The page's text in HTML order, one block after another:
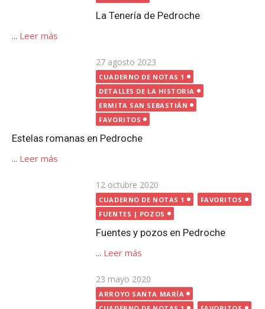
DETALLES DE LA HISTORIA
ERMITA SAN SEBASTIÁN
Estelas romanas en Pedroche
CUADERNO DE NOTAS 1
FAVORITOS
Fuentes y pozos en Pedroche
...Leer más
Publicada
23 mayo 2020
FAVORITOS
Los Molinos de Pedroche
el
El otro puente sobre el arroyo
Santa María, en Pedroche